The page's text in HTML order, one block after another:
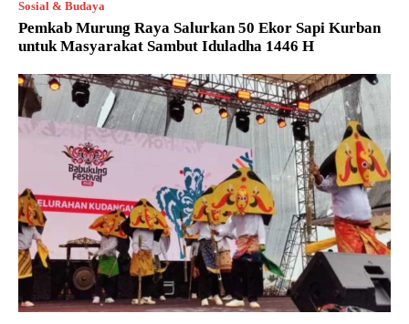
Sosial & Budaya
Pemkab Murung Raya Salurkan 50 Ekor Sapi Kurban
untuk Masyarakat Sambut Iduladha 1446 H